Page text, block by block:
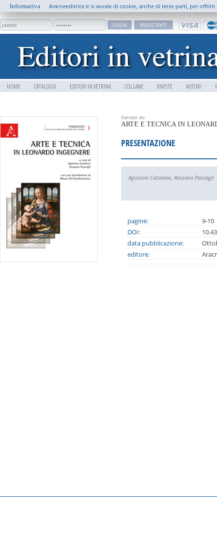
HOME CATALOGO EDITORI IN VETRINA COLLANE RIVISTE AUTORI
Informativa Aracneeditrice.it si avvale di cookie, anche di terze parti, per
Estratto da
ARTE E TECNICA IN
PRESENTAZIONE
Agostino Catalano, Rossano Pazzagli
pagine:
9-10
DOI:
data pubblicazione:
editore: